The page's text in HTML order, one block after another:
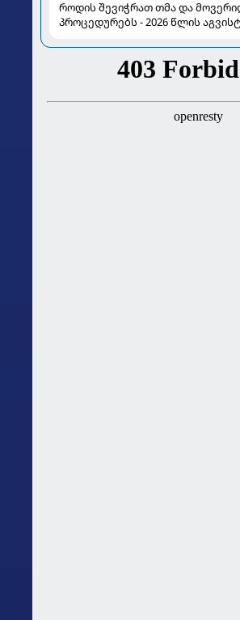
როდის შევიჭრათ თმა და
პროცედურებს - 2026 წლის